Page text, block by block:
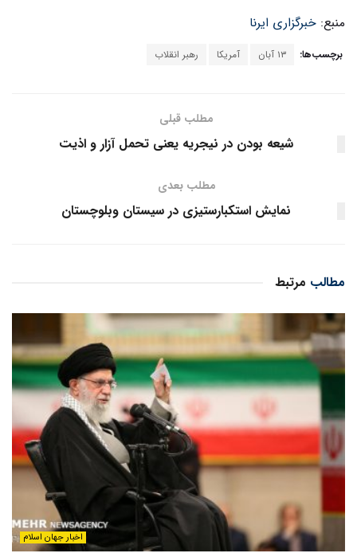
منبع: خبرگزاری ایرنا
برچسب‌ها: ۱۳ آبان آمریکا رهبر انقلاب
مطلب قبلی
شیعه بودن در نیجریه یعنی تحمل آزار و اذیت
مطلب بعدی
نمایش استکبارستیزی در سیستان وبلوچستان
مرتبط مطالب
اخبار جهان اسلام